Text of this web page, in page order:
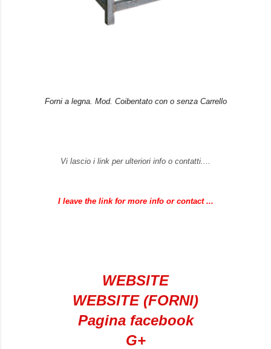
Forni a legna. Mod. Coibentato con o senza Carrello
Vi lascio i link per ulteriori info o contatti....
I leave the link for more info or contact ...
WEBSITE
WEBSITE (FORNI)
Pagina facebook
G+